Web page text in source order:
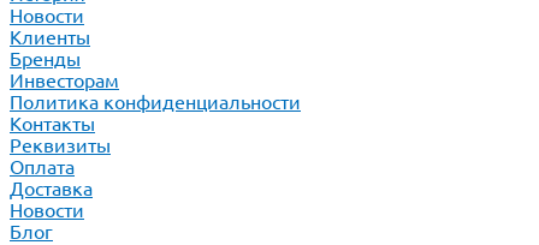
Новости
Клиенты
Бренды
Инвесторам
Политика конфиденциальности
Контакты
Реквизиты
Оплата
Доставка
Новости
Блог